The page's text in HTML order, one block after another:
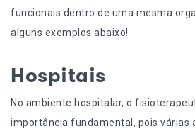
funcionais dentro de uma mesma
alguns exemplos abaixo!
Hospitais
No ambiente hospitalar, o
importância fundamental, pois várias